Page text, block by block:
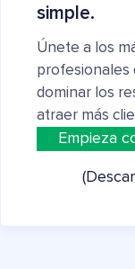
simple.
Únete a los
profesionales
dominar los
atraer más
Empieza